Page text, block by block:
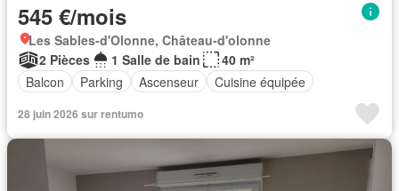
545 €/mois
Les Sables-d'Olonne, Château-d'olonne
2 Pièces
1 Salle de bain
40 m²
Balcon
Parking Ascenseur Cuisine équipée
28 juin 2026 sur rentumo